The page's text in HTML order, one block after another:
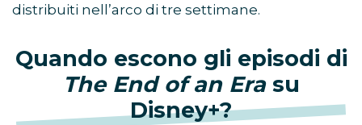
distribuiti nell’arco di tre settimane.
Quando escono gli episodi di
The End of an Erasu
Disney+?